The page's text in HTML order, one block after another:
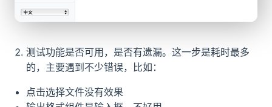
测试功能是否可用，是否有遗漏。这一步是耗时最多
的，主要遇到不少错误，比如：
点击选择文件没有效果